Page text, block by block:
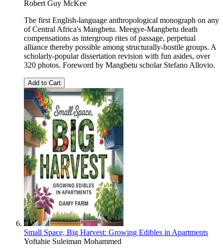
Robert Guy McKee
The first English-language anthropological monograph on any
of Central Africa's Mangbetu. Meegye-Mangbetu death
compensations as intergroup rites of passage, perpetual
alliance thereby possible among structurally-hostile groups. A
scholarly-popular dissertation revision with fun asides, over
320 photos. Foreword by Mangbetu scholar Stefano Allovio.
Add to Cart
Small Space, Big Harvest: Growing Edibles in Apartments
Yoftahie Suleiman Mohammed